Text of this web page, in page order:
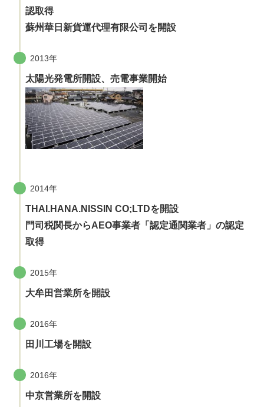
認取得
蘇州華日新貨運代理有限公司を開設
2013年
太陽光発電所開設、売電事業開始
2014年
THAI.HANA.NISSIN CO;LTDを開設
門司税関長からAEO事業者「認定通関業者」の認定
取得
2015年
大牟田営業所を開設
2016年
田川工場を開設
2016年
中京営業所を開設